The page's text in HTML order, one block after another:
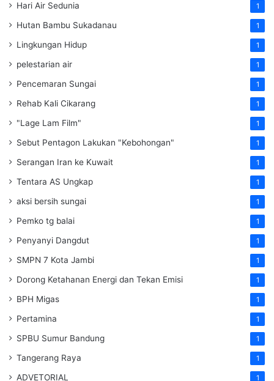
Hari Air Sedunia 1
Hutan Bambu Sukadanau 1
Lingkungan Hidup 1
pelestarian air 1
Pencemaran Sungai 1
Rehab Kali Cikarang 1
"Lage Lam Film" 1
Sebut Pentagon Lakukan "Kebohongan" 1
Serangan Iran ke Kuwait 1
Tentara AS Ungkap 1
aksi bersih sungai 1
Pemko tg balai 1
Penyanyi Dangdut 1
SMPN 7 Kota Jambi 1
Dorong Ketahanan Energi dan Tekan Emisi 1
BPH Migas 1
Pertamina 1
SPBU Sumur Bandung 1
Tangerang Raya 1
ADVETORIAL 1